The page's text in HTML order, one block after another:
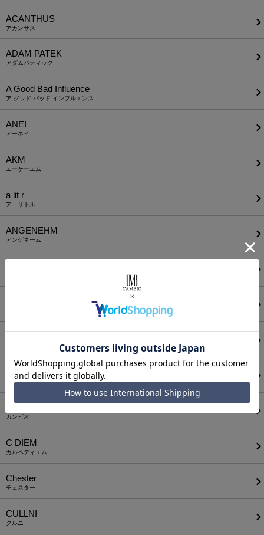
ACANTHUS
アカンサス
ADAM PATEK
アダムパティック
A Good Bad Influence
ア グッド バッド インフルエンス
ANEI
アーネイ
AKM
エーケーエム
a lit r
ア リトル
ANGENEHM
アンゲネーム
CALL&RESPONSE
コールアンドレスポンス
カンビオ
C DIEM
カルペディエム
Chester
チェスター
CULLNI
クルニ